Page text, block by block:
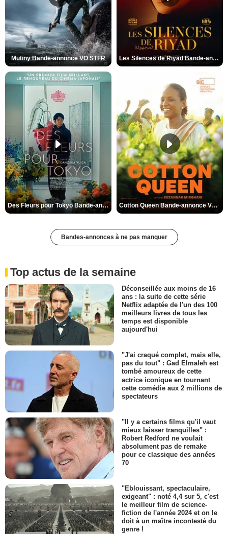
Mutiny Bande-annonce VO STFR Les Silences de Riyad Bande-annonce VO STFR
Des Fleurs pour Tokyo Bande-annonce VO STFR Cotton Queen Bande-annonce VO STFR
Bandes-annonces à ne pas manquer
Top actus de la semaine
Déconseillée aux moins de 16
ans : la suite de cette série
Netflix adaptée de l'un des 100
meilleurs livres de tous les
temps est disponible
aujourd'hui
"J'ai craqué complet, mais elle,
pas du tout" : Gad Elmaleh est
tombé amoureux de cette
actrice iconique en tournant
cette comédie aux 2 millions de
spectateurs
"Il y a certains films qu'il vaut
mieux laisser tranquilles" :
Robert Redford ne voulait
absolument pas de remake
pour ce classique des années
70
"Eblouissant, spectaculaire,
exigeant" : noté 4,4 sur 5, c'est
le meilleur film de science-
fiction de l'année 2024 et on le
doit à un maître incontesté du
genre !